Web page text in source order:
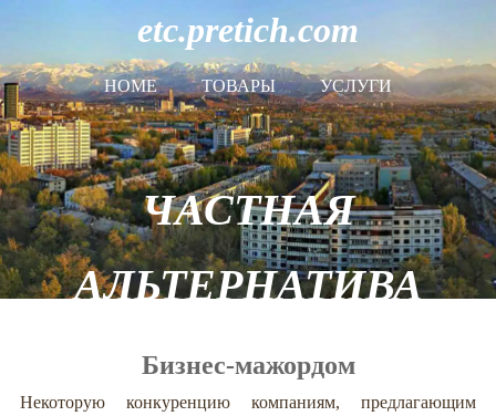
etc.pretich.com
HOME ТОВАРЫ УСЛУГИ
ЧАСТНАЯ
АЛЬТЕРНАТИВА
Бизнес-мажордом
Некоторую конкуренцию компаниям, предлагающим